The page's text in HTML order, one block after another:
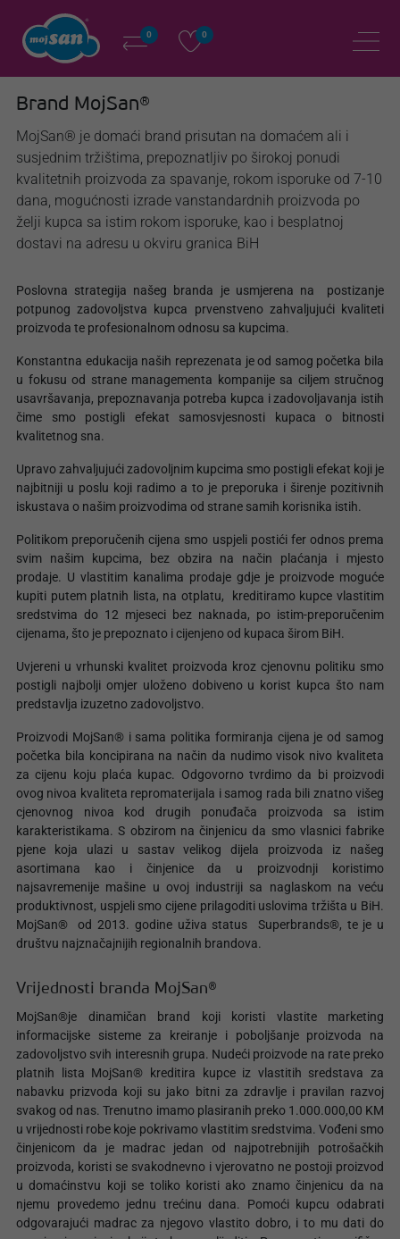
0 0
Brand MojSan®
MojSan® je domaći brand prisutan na domaćem ali i
susjednim tržištima, prepoznatljiv po širokoj ponudi
kvalitetnih proizvoda za spavanje, rokom isporuke od 7-10
dana, mogućnosti izrade vanstandardnih proizvoda po
želji kupca sa istim rokom isporuke, kao i besplatnoj
dostavi na adresu u okviru granica BiH
Poslovna strategija našeg branda je usmjerena na postizanje
potpunog zadovoljstva kupca prvenstveno zahvaljujući kvaliteti
proizvoda te profesionalnom odnosu sa kupcima.
Konstantna edukacija naših reprezenata je od samog početka bila
u fokusu od strane managementa kompanije sa ciljem stručnog
usavršavanja, prepoznavanja potreba kupca i zadovoljavanja istih
čime smo postigli efekat samosvjesnosti kupaca o bitnosti
kvalitetnog sna.
Upravo zahvaljujući zadovoljnim kupcima smo postigli efekat koji je
najbitniji u poslu koji radimo a to je preporuka i širenje pozitivnih
iskustava o našim proizvodima od strane samih korisnika istih.
Politikom preporučenih cijena smo uspjeli postići fer odnos prema
svim našim kupcima, bez obzira na način plaćanja i mjesto
prodaje. U vlastitim kanalima prodaje gdje je proizvode moguće
kupiti putem platnih lista, na otplatu, kreditiramo kupce vlastitim
sredstvima do 12 mjeseci bez naknada, po istim-preporučenim
cijenama, što je prepoznato i cijenjeno od kupaca širom BiH.
Uvjereni u vrhunski kvalitet proizvoda kroz cjenovnu politiku smo
postigli najbolji omjer uloženo dobiveno u korist kupca što nam
predstavlja izuzetno zadovoljstvo.
Proizvodi MojSan® i sama politika formiranja cijena je od samog
početka bila koncipirana na način da nudimo visok nivo kvaliteta
za cijenu koju plaća kupac. Odgovorno tvrdimo da bi proizvodi
ovog nivoa kvaliteta repromaterijala i samog rada bili znatno višeg
cjenovnog nivoa kod drugih ponuđača proizvoda sa istim
karakteristikama. S obzirom na činjenicu da smo vlasnici fabrike
pjene koja ulazi u sastav velikog dijela proizvoda iz našeg
asortimana kao i činjenice da u proizvodnji koristimo
najsavremenije mašine u ovoj industriji sa naglaskom na veću
produktivnost, uspjeli smo cijene prilagoditi uslovima tržišta u BiH.
MojSan® od 2013. godine uživa status Superbrands®, te je u
društvu najznačajnijih regionalnih brandova.
Vrijednosti branda MojSan®
MojSan®je dinamičan brand koji koristi vlastite marketing
informacijske sisteme za kreiranje i poboljšanje proizvoda na
zadovoljstvo svih interesnih grupa. Nudeći proizvode na rate preko
platnih lista MojSan® kreditira kupce iz vlastitih sredstava za
nabavku prizvoda koji su jako bitni za zdravlje i pravilan razvoj
svakog od nas. Trenutno imamo plasiranih preko 1.000.000,00 KM
u vrijednosti robe koje pokrivamo vlastitim sredstvima. Vođeni smo
činjenicom da je madrac jedan od najpotrebnijih potrošačkih
proizvoda, koristi se svakodnevno i vjerovatno ne postoji proizvod
u domaćinstvu koji se toliko koristi ako znamo činjenicu da na
njemu provedemo jednu trećinu dana. Pomoći kupcu odabrati
odgovarajući madrac za njegovo vlastito dobro, i to mu dati do